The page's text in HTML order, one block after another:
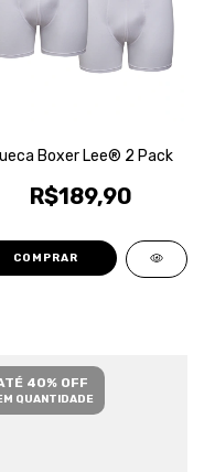
Boxer Lee® 2 Pack
R$189,90
COMPRAR
40% OFF
QUANTIDADE